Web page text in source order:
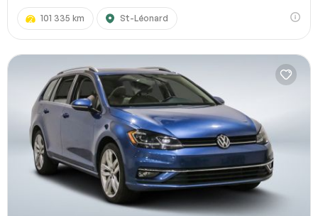
101 335 km St-Léonard